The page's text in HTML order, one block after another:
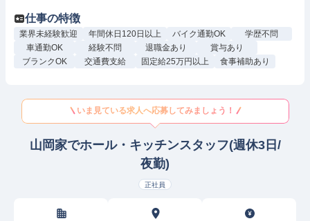
仕事の特徴
業界未経験歓迎 年間休日120日以上 バイク通勤OK
学歴不問
車通勤OK
経験不問 退職金あり
賞与あり
ブランクOK
交通費支給 固定給25万円以上 食事補助あり
いま見ている求人へ応募してみましょう！
山岡家でホール・キッチンスタッフ(週休3日/
夜勤)
正社員